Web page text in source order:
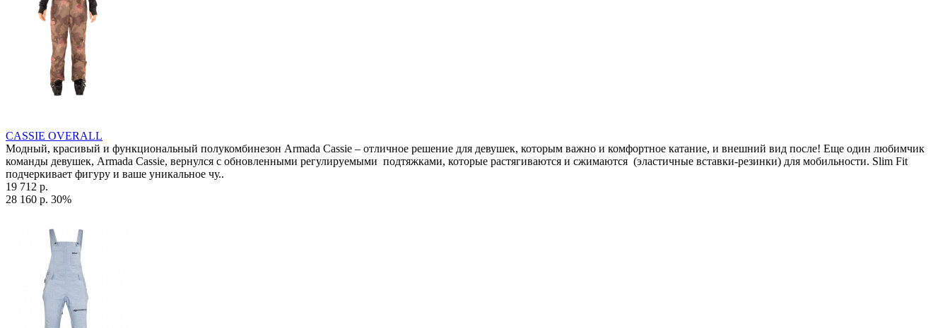
CASSIE OVERALL
Модный, красивый и функциональный полукомбинезон Armada Cassie – отличное решение для девушек, которым важно и комфортное катание, и внешний вид после! Еще один любимчик
команды девушек, Armada Cassie, вернулся с обновленными регулируемыми подтяжками, которые растягиваются и сжимаются (эластичные вставки-резинки) для мобильности. Slim Fit
подчеркивает фигуру и ваше уникальное чу..
19 712 р.
28 160 р. 30%